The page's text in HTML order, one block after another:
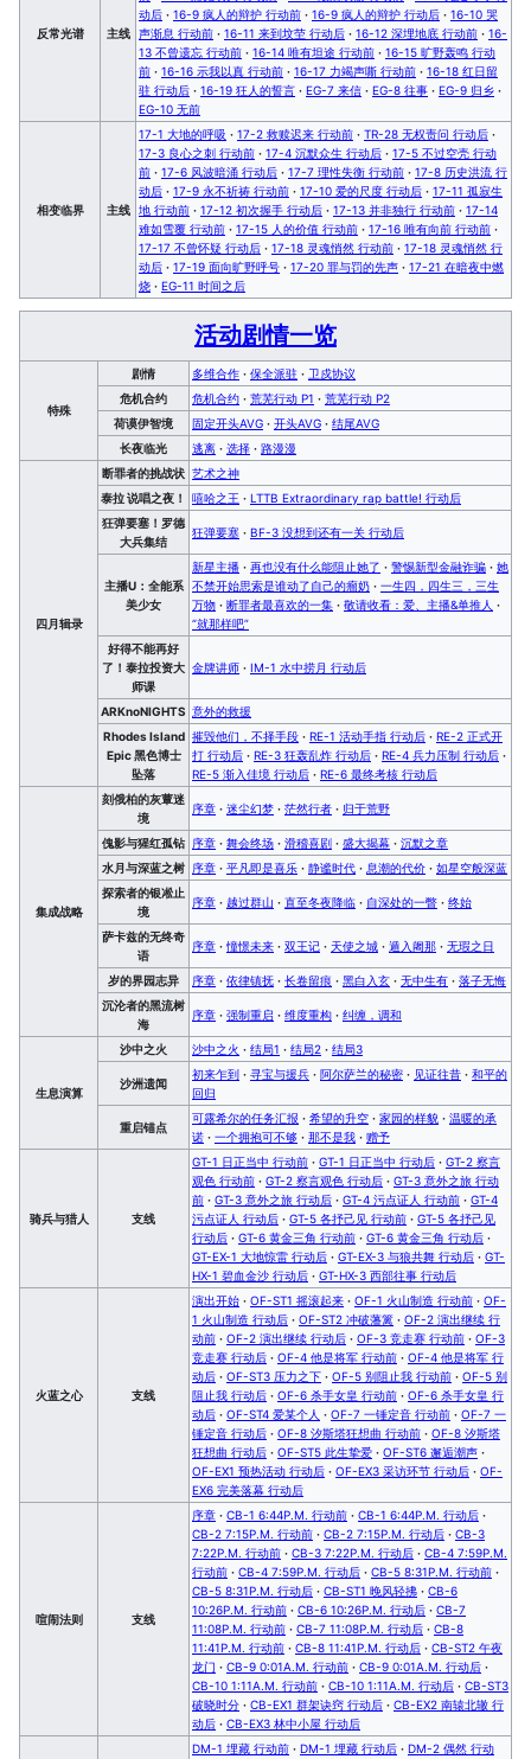
反常光谱 主线
动后 · 16-9 疯人的辩护 行动前 · 16-9 疯人的辩护 行动后 · 16-10 哭
声渐息 行动前 · 16-11 来到坟茔 行动后 · 16-12 深埋地底 行动前 · 16-
13 不曾遗忘 行动前 · 16-14 唯有坦途 行动前 · 16-15 旷野轰鸣 行动
前 · 16-16 示我以真 行动前 · 16-17 力竭声嘶 行动前 · 16-18 红日留
驻 行动后 · 16-19 狂人的誓言 · EG-7 来信 · EG-8 往事 · EG-9 归乡 ·
EG-10 无前
相变临界 主线
17-1 大地的呼吸 · 17-2 救赎迟来 行动前 · TR-28 无权责问 行动后 ·
17-3 良心之刺 行动前 · 17-4 沉默众生 行动后 · 17-5 不过空壳 行动
前 · 17-6 风波暗涌 行动后 · 17-7 理性失衡 行动前 · 17-8 历史洪流 行
动后 · 17-9 永不祈祷 行动前 · 17-10 爱的尺度 行动后 · 17-11 孤寂生
地 行动前 · 17-12 初次握手 行动后 · 17-13 并非独行 行动前 · 17-14
难如雪覆 行动前 · 17-15 人的价值 行动前 · 17-16 唯有向前 行动前 ·
17-17 不曾怀疑 行动后 · 17-18 灵魂悄然 行动前 · 17-18 灵魂悄然 行
动后 · 17-19 面向旷野呼号 · 17-20 罪与罚的先声 · 17-21 在暗夜中燃
烧 · EG-11 时间之后
活动剧情一览
特殊
剧情 多维合作 · 保全派驻 · 卫戍协议
危机合约
危机合约 · 荒芜行动 P1 · 荒芜行动 P2
荷谟伊智境
固定开头AVG · 开头AVG · 结尾AVG
长夜临光
逃离 · 选择 · 路漫漫
四月辑录
断罪者的挑战状 艺术之神
泰拉 说唱之夜！
嘻哈之王 · LTTB Extraordinary rap battle! 行动后
狂弹要塞！罗德
大兵集结
狂弹要塞 · BF-3 没想到还有一关 行动后
主播U：全能系
美少女
新星主播 · 再也没有什么能阻止她了 · 警惕新型金融诈骗 · 她
不禁开始思索是谁动了自己的瘤奶 · 一生四，四生三，三生
万物 · 断罪者最喜欢的一集 · 敬请收看：爱、主播&单推人 ·
“就那样吧”
好得不能再好
了！泰拉投资大
师课
金牌讲师 · IM-1 水中捞月 行动后
ARKnoNIGHTS 意外的救援
Rhodes Island
Epic 黑色博士
坠落
摧毁他们，不择手段 · RE-1 活动手指 行动后 · RE-2 正式开
打 行动后 · RE-3 狂轰乱炸 行动后 · RE-4 兵力压制 行动后 ·
RE-5 渐入佳境 行动后 · RE-6 最终考核 行动后
集成战略
刻俄柏的灰蕈迷
境
序章 · 迷尘幻梦 · 茫然行者 · 归于荒野
傀影与猩红孤钻 序章 · 舞会终场 · 滑稽喜剧 · 盛大揭幕 · 沉默之章
水月与深蓝之树 序章 · 平凡即是喜乐 · 静谧时代 · 息潮的代价 · 如星空般深蓝
探索者的银凇止
境
序章 · 越过群山 · 直至冬夜降临 · 自深处的一瞥 · 终始
萨卡兹的无终奇
语
序章 · 憧憬未来 · 双王记 · 天使之城 · 遁入阇那 · 无瑕之日
岁的界园志异 序章 · 依律镇抚 · 长卷留痕 · 黑白入玄 · 无中生有 · 落子无悔
沉沦者的黑流树
海
序章 · 强制重启 · 维度重构 · 纠缠，调和
生息演算
沙中之火 沙中之火 · 结局1 · 结局2 · 结局3
沙洲遗闻
初来乍到 · 寻宝与援兵 · 阿尔萨兰的秘密 · 见证往昔 · 和平的
回归
重启锚点
可露希尔的任务汇报 · 希望的升空 · 家园的样貌 · 温暖的承
诺 · 一个拥抱可不够 · 那不是我 · 赠予
骑兵与猎人 支线
GT-1 日正当中 行动前 · GT-1 日正当中 行动后 · GT-2 察言
观色 行动前 · GT-2 察言观色 行动后 · GT-3 意外之旅 行动
前 · GT-3 意外之旅 行动后 · GT-4 污点证人 行动前 · GT-4
污点证人 行动后 · GT-5 各抒己见 行动前 · GT-5 各抒己见
行动后 · GT-6 黄金三角 行动前 · GT-6 黄金三角 行动后 ·
GT-EX-1 大地惊雷 行动后 · GT-EX-3 与狼共舞 行动后 · GT-
HX-1 碧血金沙 行动后 · GT-HX-3 西部往事 行动后
火蓝之心 支线
演出开始 · OF-ST1 摇滚起来 · OF-1 火山制造 行动前 · OF-
1 火山制造 行动后 · OF-ST2 冲破藩篱 · OF-2 演出继续 行
动前 · OF-2 演出继续 行动后 · OF-3 竞走赛 行动前 · OF-3
竞走赛 行动后 · OF-4 他是将军 行动前 · OF-4 他是将军 行
动后 · OF-ST3 压力之下 · OF-5 别阻止我 行动前 · OF-5 别
阻止我 行动后 · OF-6 杀手女皇 行动前 · OF-6 杀手女皇 行
动后 · OF-ST4 爱某个人 · OF-7 一锤定音 行动前 · OF-7 一
锤定音 行动后 · OF-8 汐斯塔狂想曲 行动前 · OF-8 汐斯塔
狂想曲 行动后 · OF-ST5 此生挚爱 · OF-ST6 邂逅潮声 ·
OF-EX1 预热活动 行动后 · OF-EX3 采访环节 行动后 · OF-
EX6 完美落幕 行动后
喧闹法则 支线
序章 · CB-1 6:44P.M. 行动前 · CB-1 6:44P.M. 行动后 ·
CB-2 7:15P.M. 行动前 · CB-2 7:15P.M. 行动后 · CB-3
7:22P.M. 行动前 · CB-3 7:22P.M. 行动后 · CB-4 7:59P.M.
行动前 · CB-4 7:59P.M. 行动后 · CB-5 8:31P.M. 行动前 ·
CB-5 8:31P.M. 行动后 · CB-ST1 晚风轻拂 · CB-6
10:26P.M. 行动前 · CB-6 10:26P.M. 行动后 · CB-7
11:08P.M. 行动前 · CB-7 11:08P.M. 行动后 · CB-8
11:41P.M. 行动前 · CB-8 11:41P.M. 行动后 · CB-ST2 午夜
龙门 · CB-9 0:01A.M. 行动前 · CB-9 0:01A.M. 行动后 ·
CB-10 1:11A.M. 行动前 · CB-10 1:11A.M. 行动后 · CB-ST3
破晓时分 · CB-EX1 群架诀窍 行动后 · CB-EX2 南辕北辙 行
动后 · CB-EX3 林中小屋 行动后
DM-1 埋藏 行动前 · DM-1 埋藏 行动后 · DM-2 偶然 行动